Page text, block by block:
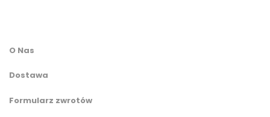
O Nas
Dostawa
Formularz zwrotów